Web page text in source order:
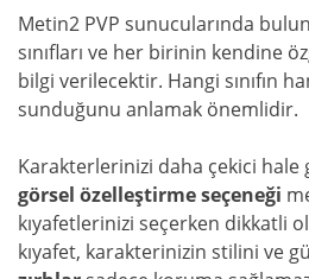
Metin2 PVP sunucularında
sınıfları ve her birinin kendine
bilgi verilecektir. Hangi sınıfın
sunduğunu anlamak önemlidir.
Karakterlerinizi daha çekici
görsel özelleştirme seçeneği
kıyafetlerinizi seçerken dikkatli
kıyafet, karakterinizin stilini ve